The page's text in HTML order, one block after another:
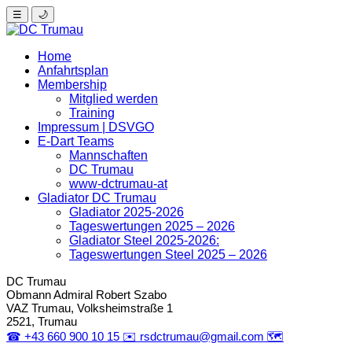
☰ 🌙
Home
Anfahrtsplan
Membership
Mitglied werden
Training
Impressum | DSVGO
E-Dart Teams
Mannschaften
DC Trumau
www-dctrumau-at
Gladiator DC Trumau
Gladiator 2025-2026
Tageswertungen 2025 – 2026
Gladiator Steel 2025-2026:
Tageswertungen Steel 2025 – 2026
DC Trumau
Obmann Admiral Robert Szabo
VAZ Trumau, Volksheimstraße 1
2521, Trumau
☎ +43 660 900 10 15 ✉️ rsdctrumau@gmail.com 🗺️